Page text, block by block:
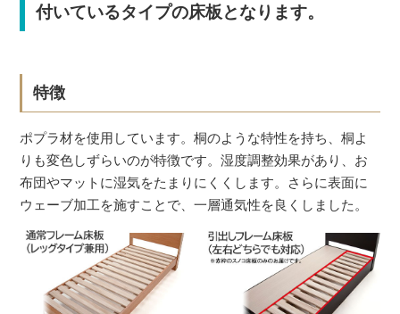
付いているタイプの床板となります。
特徴
ポプラ材を使用しています。桐のような特性を持ち、桐よ
りも変色しずらいのが特徴です。湿度調整効果があり、お
布団やマットに湿気をたまりにくくします。さらに表面に
ウェーブ加工を施すことで、一層通気性を良くしました。